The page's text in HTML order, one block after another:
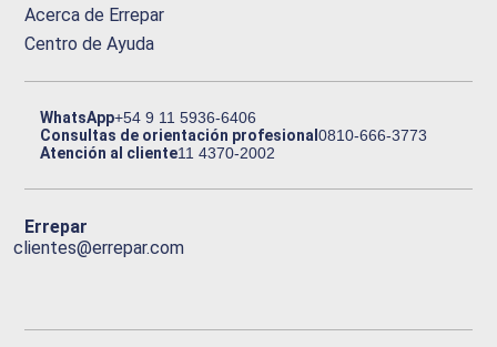
Acerca de Errepar
Centro de Ayuda
WhatsApp+54 9 11 5936-6406
Consultas de orientación profesional0810-666-3773
Atención al cliente11 4370-2002
Errepar
clientes@errepar.com